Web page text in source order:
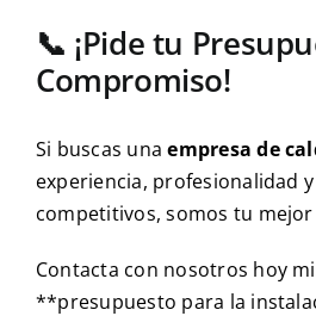
📞 ¡Pide tu
Compromiso!
Si buscas unaempresa de
experiencia, profesionalidad
competitivos, somos tu
Contacta con nosotros hoy
**presupuesto para la